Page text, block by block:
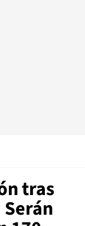
tras